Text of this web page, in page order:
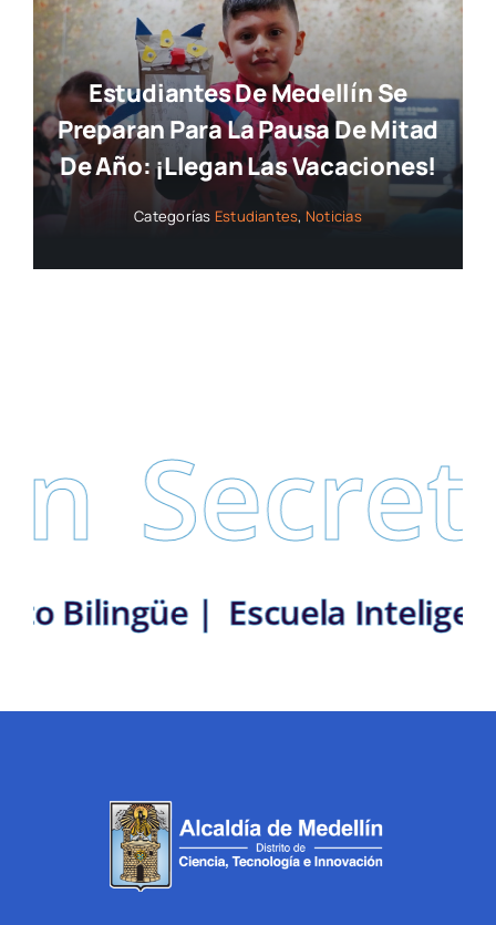
Estudiantes De Medellín Se
Preparan Para La Pausa De Mitad
De Año: ¡llegan Las Vacaciones!
Categorías Estudiantes, Noticias
Escuela
Distrito Bilingüe |